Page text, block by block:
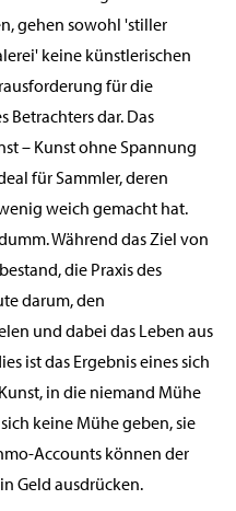
gehen sowohl 'stiller
keine künstlerischen
für die
Betrachters dar. Das
– Kunst ohne Spannung
für Sammler, deren
weich gemacht hat.
Während das Ziel von
die Praxis des
darum, den
und dabei das Leben aus
ist das Ergebnis eines sich
in die niemand Mühe
keine Mühe geben, sie
Accounts können der
Geld ausdrücken.